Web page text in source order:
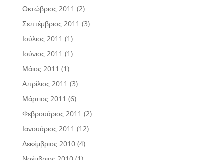
Οκτώβριος 2011 (2)
Σεπτέμβριος 2011 (3)
Ιούλιος 2011 (1)
Ιούνιος 2011 (1)
Μάιος 2011 (1)
Απρίλιος 2011 (3)
Μάρτιος 2011 (6)
Φεβρουάριος 2011 (2)
Ιανουάριος 2011 (12)
Δεκέμβριος 2010(4)